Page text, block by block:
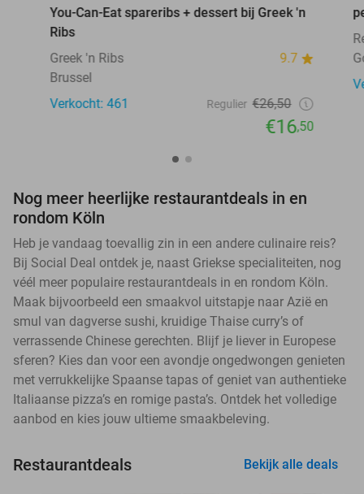
You-Can-Eat spareribs + dessert bij Greek 'n
Ribs
Greek 'n Ribs
9.7
Brussel
Verkocht: 461
Regulier €26,50
€16,50
Nog meer heerlijke restaurantdeals in en
rondom Köln
Heb je vandaag toevallig zin in een andere culinaire reis?
Bij Social Deal ontdek je, naast Griekse specialiteiten, nog
véél meer populaire restaurantdeals in en rondom Köln.
Maak bijvoorbeeld een smaakvol uitstapje naar Azië en
smul van dagverse sushi, kruidige Thaise curry’s of
verrassende Chinese gerechten. Blijf je liever in Europese
sferen? Kies dan voor een avondje ongedwongen genieten
met verrukkelijke Spaanse tapas of geniet van authentieke
Italiaanse pizza’s en romige pasta’s. Ontdek het volledige
aanbod en kies jouw ultieme smaakbeleving.
Restaurantdeals Bekijk alle deals